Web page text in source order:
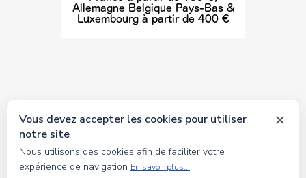
© 2026 tous droits réservés Toyscollection. Réalisation
oceanesoft.com
Vous devez accepter les cookies pour utiliser
notre site
Nous utilisons des cookies afin de faciliter votre
expérience de navigation En savoir plus...